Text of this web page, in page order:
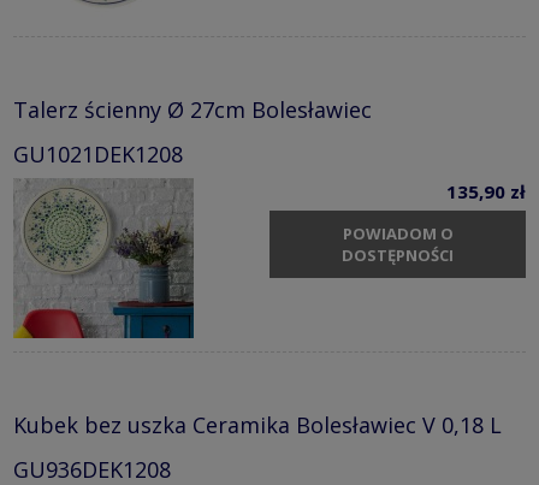
Talerz ścienny Ø 27cm Bolesławiec
GU1021DEK1208
135,90 zł
POWIADOM O
DOSTĘPNOŚCI
Kubek bez uszka Ceramika Bolesławiec V 0,18 L
GU936DEK1208